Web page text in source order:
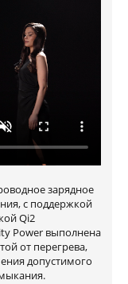
зарядное
с поддержкой
Qi2
Power выполнена
от перегрева,
допустимого